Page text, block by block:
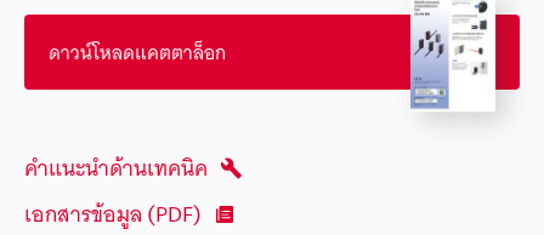
ดาวน์โหลดแคตตาล็อก
คำแนะนำด้านเทคนิค
เอกสารข้อมูล (PDF)